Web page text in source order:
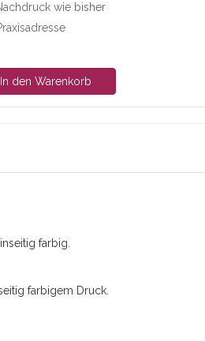
wie bisher
In den Warenkorb
farbig.
farbigem Druck.